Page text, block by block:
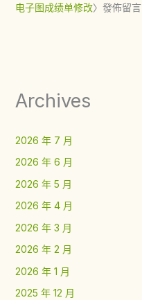
电子图成绩单修改〉發佈留言
Archives
2026 年 7 月
2026 年 6 月
2026 年 5 月
2026 年 4 月
2026 年 3 月
2026 年 2 月
2026 年 1 月
2025 年 12 月